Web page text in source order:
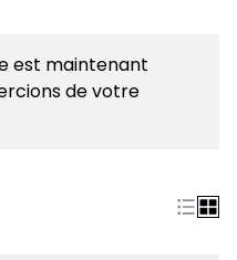
est maintenant
de votre